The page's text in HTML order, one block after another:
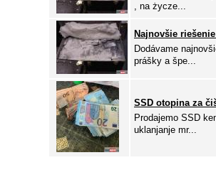
, na życze...
Najnovšie
Dodávame
prášky a špe...
SSD otopina za
Prodajemo SSD
uklanjanje mr...